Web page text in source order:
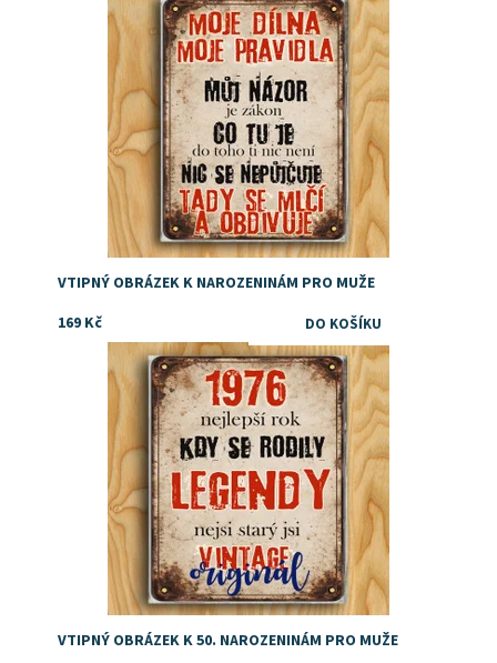
VTIPNÝ OBRÁZEK K NAROZENINÁM PRO MUŽE
169 Kč
dárek k 50. narozeninám pro muže
Dostupnost:
Skladem
VTIPNÝ OBRÁZEK K 50. NAROZENINÁM PRO MUŽE